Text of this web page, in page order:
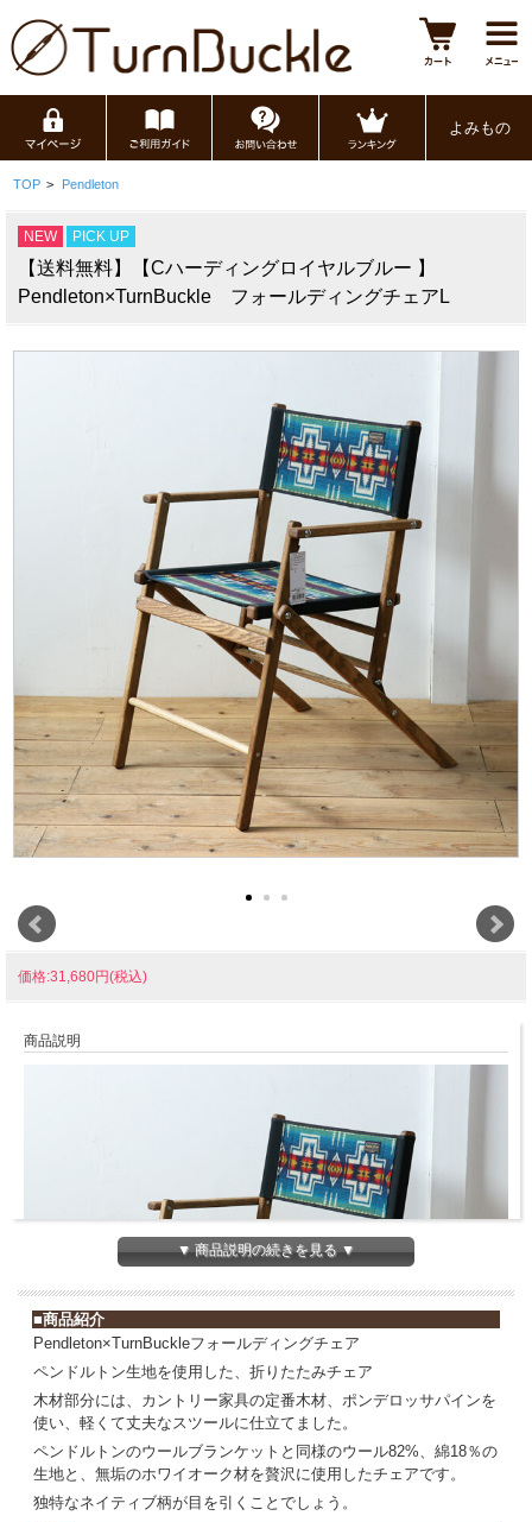
よみもの
TOP > Pendleton
NEW PICK UP
【送料無料】【Cハーディングロイヤルブルー 】
Pendleton×TurnBuckle フォールディングチェアL
価格:31,680円(税込)
商品説明
▼ 商品説明の続きを見る ▼
■商品紹介
Pendleton×TurnBuckleフォールディングチェア
ペンドルトン生地を使用した、折りたたみチェア
木材部分には、カントリー家具の定番木材、ポンデロッサパインを
使い、軽くて丈夫なスツールに仕立てました。
ペンドルトンのウールブランケットと同様のウール82%、綿18％の
生地と、無垢のホワイオーク材を贅沢に使用したチェアです。
独特なネイティブ柄が目を引くことでしょう。